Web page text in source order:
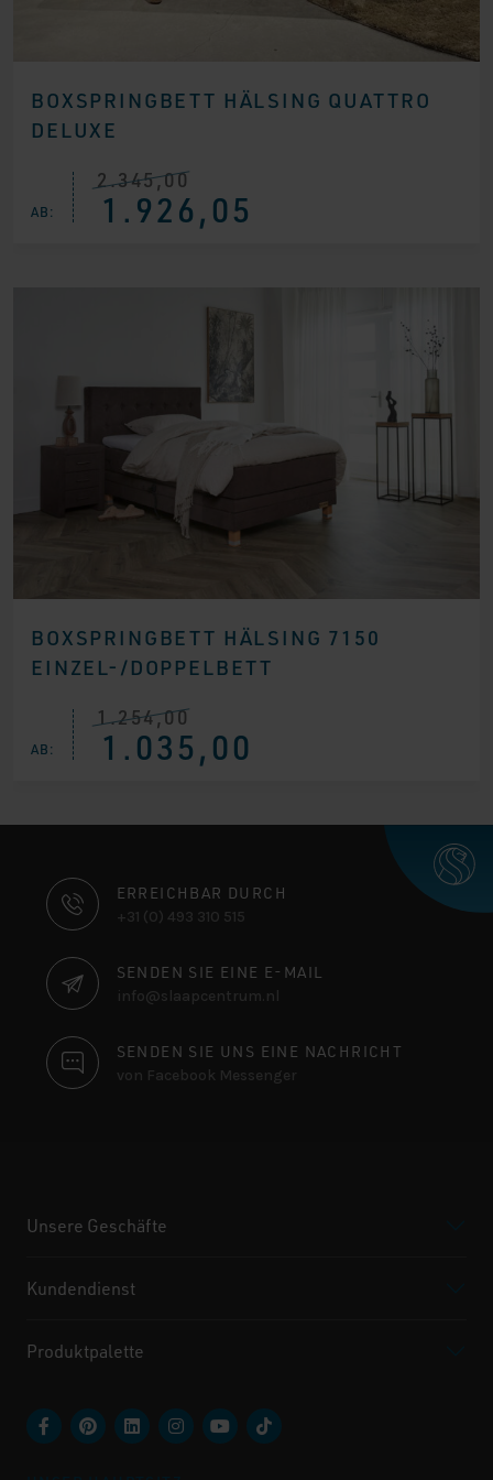
BOXSPRINGBETT HÄLSING QUATTRO
DELUXE
AB:
2.345,00
Ursprünglicher
Preis
war:1.926,05
Aktueller
Preis
ist:
BOXSPRINGBETT HÄLSING 7150
EINZEL-/DOPPELBETT
AB:
1.254,00
Ursprünglicher
Preis
war:1.035,00
Aktueller
Preis
ist:
KONTAKTINFORMATIONEN
ERREICHBAR DURCH
+31 (0) 493 310 515
SENDEN SIE EINE E-MAIL
info@slaapcentrum.nl
SENDEN SIE UNS EINE NACHRICHT
von Facebook Messenger
Unsere Geschäfte
Kundendienst
Produktpalette